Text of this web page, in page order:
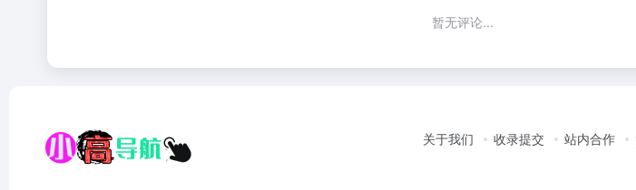
暂无评论...
关于我们 收录提交 站内合作